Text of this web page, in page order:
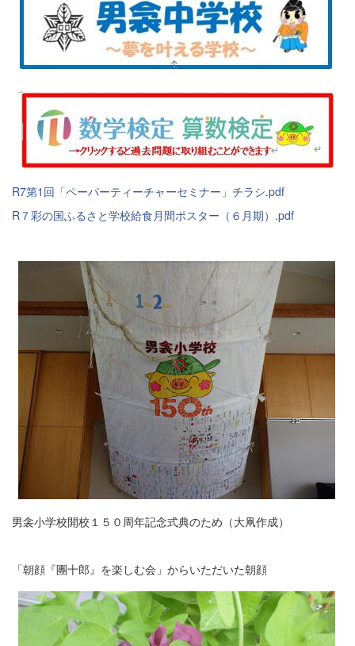
R7第1回「ペーパーティーチャーセミナー」チラシ.pdf
R７彩の国ふるさと学校給食月間ポスター（６月期）.pdf
男衾小学校開校１５０周年記念式典のため（大凧作成）
「朝顔『團十郎』を楽しむ会」からいただいた朝顔